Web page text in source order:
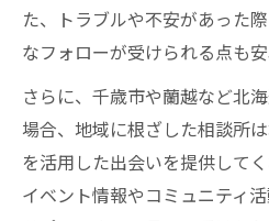
た、トラブルや不安があった
なフォローが受けられる点も安
さらに、千歳市や蘭越など北
場合、地域に根ざした相談所
を活用した出会いを提供して
イベント情報やコミュニティ